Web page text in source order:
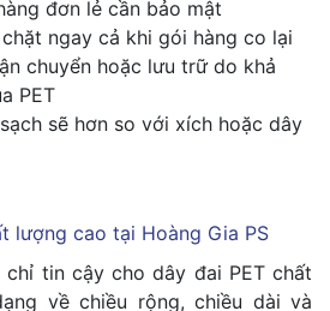
đơn lẻ cần bảo mật
ngay cả khi gói hàng co lại
chuyển hoặc lưu trữ do khả
PET
sẽ hơn so với xích hoặc dây
lượng cao tại Hoàng Gia PS
chỉ tin cậy cho dây đai PET chất
về chiều rộng, chiều dài và